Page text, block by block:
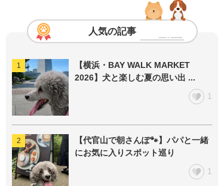
人気の記事
【横浜・BAY WALK MARKET
2026】犬と楽しむ夏の思い出 ...
1
【代官山で朝さんぽ🐾】パパと一緒
にお気に入りスポット巡り
1